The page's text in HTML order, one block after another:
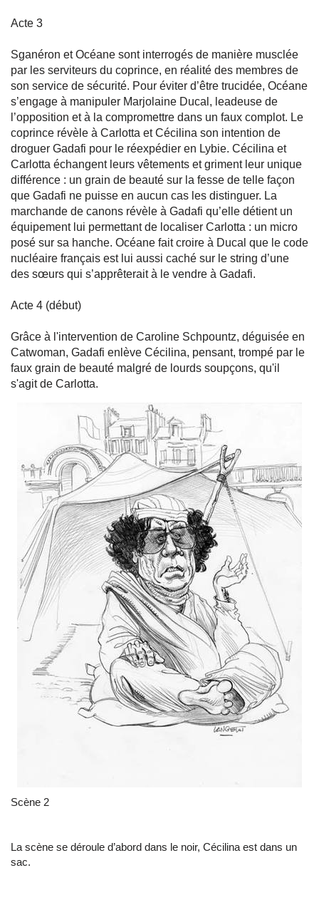
Acte 3
Sganéron et Océane sont interrogés de manière musclée
par les serviteurs du coprince, en réalité des membres de
son service de sécurité. Pour éviter d’être trucidée, Océane
s’engage à manipuler Marjolaine Ducal, leadeuse de
l’opposition et à la compromettre dans un faux complot. Le
coprince révèle à Carlotta et Cécilina son intention de
droguer Gadafi pour le réexpédier en Lybie. Cécilina et
Carlotta échangent leurs vêtements et griment leur unique
différence : un grain de beauté sur la fesse de telle façon
que Gadafi ne puisse en aucun cas les distinguer. La
marchande de canons révèle à Gadafi qu’elle détient un
équipement lui permettant de localiser Carlotta : un micro
posé sur sa hanche. Océane fait croire à Ducal que le code
nucléaire français est lui aussi caché sur le string d’une
des sœurs qui s’apprêterait à le vendre à Gadafi.
Acte 4 (début)
Grâce à l'intervention de Caroline Schpountz, déguisée en
Catwoman, Gadafi enlève Cécilina, pensant, trompé par le
faux grain de beauté malgré de lourds soupçons, qu'il
s'agit de Carlotta.
Scène 2
La scène se déroule d’abord dans le noir, Cécilina est dans un
sac.